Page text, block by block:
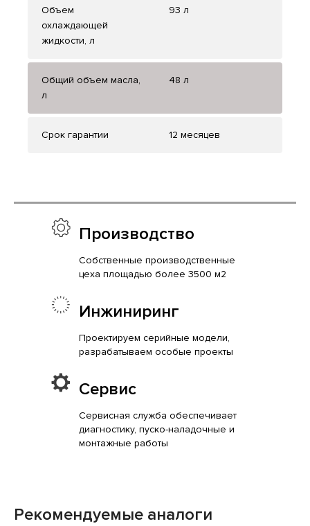
Объем
охлаждающей
жидкости, л
93 л
Общий объем масла,
л
48 л
Срок гарантии 12 месяцев
Производство
Собственные производственные
цеха площадью более 3500 м2
Инжиниринг
Проектируем серийные модели,
разрабатываем особые проекты
Сервис
Сервисная служба обеспечивает
диагностику, пуско-наладочные и
монтажные работы
Рекомендуемые аналоги